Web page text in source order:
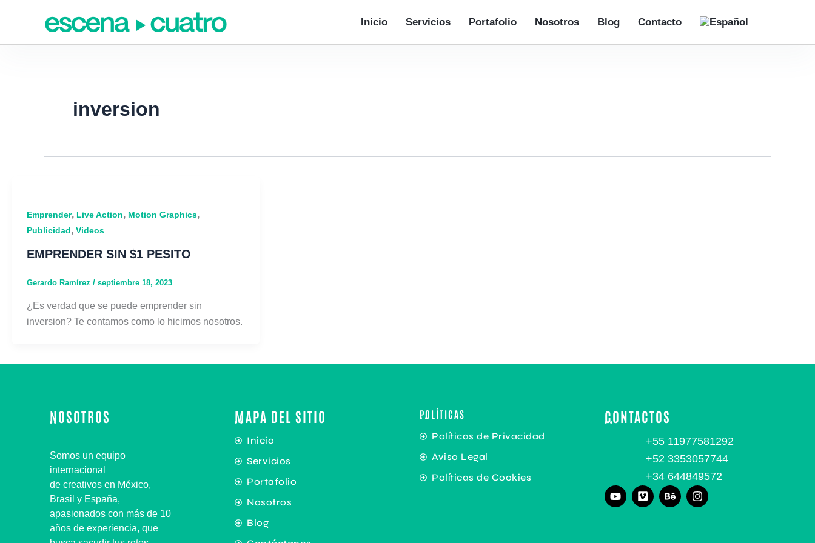
Inicio Servicios Portafolio Nosotros Blog Contacto
inversion
Emprender, Live Action, Motion Graphics,
Publicidad, Videos
EMPRENDER SIN $1 PESITO
Gerardo Ramírez / septiembre 18, 2023
¿Es verdad que se puede emprender sin
inversion? Te contamos como lo hicimos nosotros.
NOSOTROS
Somos un equipo
internacional
de creativos en México,
Brasil y España,
apasionados con más de 10
años de experiencia, que
MAPA DEL SITIO
Inicio
Servicios
Portafolio
Nosotros
Blog
POLÍTICAS
Políticas de Privacidad
Aviso Legal
Políticas de Cookies
CONTACTOS
+55 11977581292
+52 3353057744
+34 644849572
Y
o
V
i
B
e
I
n